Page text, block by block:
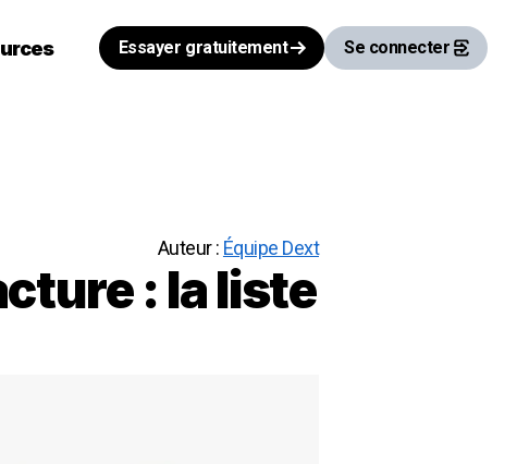
Essayer gratuitement Se connecter
Auteur : Équipe Dext
: la liste